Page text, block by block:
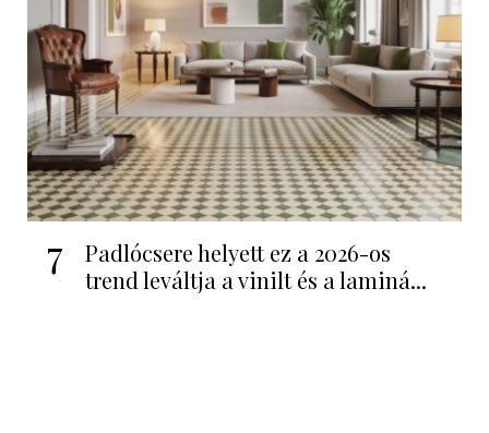
7
Padlócsere helyett ez a 2026-os
trend leváltja a vinilt és a laminá...